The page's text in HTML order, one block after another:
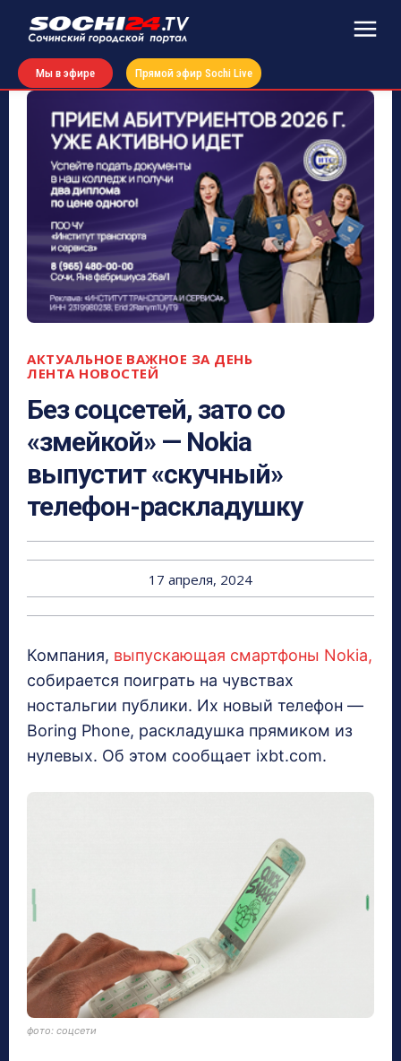
Мы в эфире Прямой эфир Sochi Live
АКТУАЛЬНОЕ ВАЖНОЕ ЗА ДЕНЬ
ЛЕНТА НОВОСТЕЙ
Без соцсетей, зато со
«змейкой» — Nokia
выпустит «скучный»
телефон-раскладушку
17 апреля, 2024
Компания, выпускающая смартфоны Nokia,
собирается поиграть на чувствах
ностальгии публики. Их новый телефон —
Boring Phone, раскладушка прямиком из
нулевых. Об этом сообщает ixbt.com.
фото: соцсети